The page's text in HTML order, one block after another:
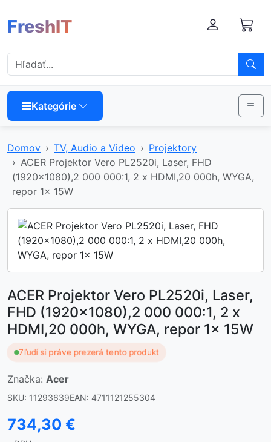
FreshIT
Kategórie
Domov TV, Audio a Video
Projektory
ACER Projektor Vero PL2520i, Laser, FHD
(1920x1080),2 000 000:1, 2 x HDMI,20 000h, WYGA,
repor 1x 15W
ACER Projektor Vero PL2520i, Laser,
FHD (1920x1080),2 000 000:1, 2 x
HDMI,20 000h, WYGA, repor 1x 15W
7ľudí si práve prezerá tento produkt
Značka: Acer
SKU: 11293639EAN: 4711121255304
734,30 €